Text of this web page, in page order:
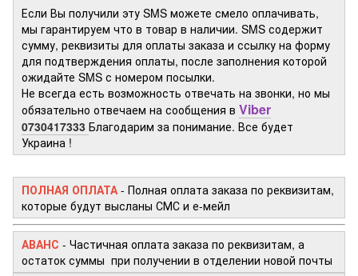
Если Вы получили эту SMS можете смело оплачивать,
мы гарантируем что в товар в наличии. SMS содержит
сумму, реквизиты для оплаты заказа и ссылку на форму
для подтверждения оплаты, после заполнения которой
ожидайте SMS с номером посылки.
Не всегда есть возможность отвечать на звонки, но мы
обязательно отвечаем на сообщения в Viber
0730417333 Благодарим за понимание. Все будет
Украина !
ПОЛНАЯ ОПЛАТА - Полная оплата заказа по реквизитам,
которые будут высланы СМС и е-мейл
АВАНС - Частичная оплата заказа по реквизитам, а
остаток суммы при получении в отделении новой почты